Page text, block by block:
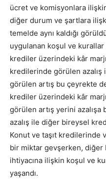
ücret ve komisyonlara ilişkin
diğer durum ve şartlara
temelde aynı kaldığı
uygulanan koşul ve
krediler üzerindeki kâr
kredilerinde görülen
görülen artış bu çeyrekte
krediler üzerindeki kâr
görülen artış yerini azalışa
azalış ile diğer bireysel
Konut ve taşıt kredilerinde
bir miktar gevşerken,
ihtiyacına ilişkin koşul ve
yaşandı.